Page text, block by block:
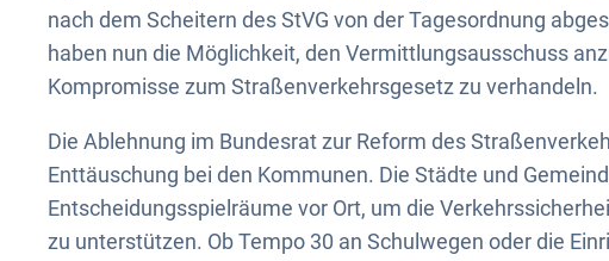
nach dem Scheitern des StVG von der Tagesordnung
haben nun die Möglichkeit, den Vermittlungsausschuss
Kompromisse zum Straßenverkehrsgesetz zu verhandeln.
Die Ablehnung im Bundesrat zur Reform des
Enttäuschung bei den Kommunen. Die Städte und
Entscheidungsspielräume vor Ort, um die
zu unterstützen. Ob Tempo 30 an Schulwegen oder die